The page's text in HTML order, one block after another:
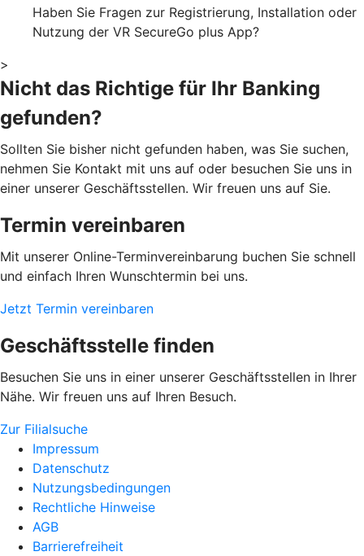
Haben Sie Fragen zur Registrierung, Installation oder
Nutzung der VR SecureGo plus App?
>
Nicht das Richtige für Ihr Banking
gefunden?
Sollten Sie bisher nicht gefunden haben, was Sie suchen,
nehmen Sie Kontakt mit uns auf oder besuchen Sie uns in
einer unserer Geschäftsstellen. Wir freuen uns auf Sie.
Termin vereinbaren
Mit unserer Online-Terminvereinbarung buchen Sie schnell
und einfach Ihren Wunschtermin bei uns.
Jetzt Termin vereinbaren
Geschäftsstelle finden
Besuchen Sie uns in einer unserer Geschäftsstellen in Ihrer
Nähe. Wir freuen uns auf Ihren Besuch.
Zur Filialsuche
Impressum
Datenschutz
Nutzungsbedingungen
Rechtliche Hinweise
AGB
Barrierefreiheit